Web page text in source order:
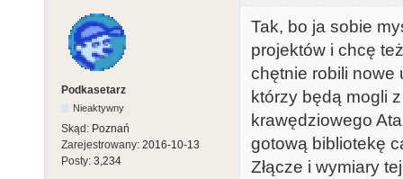
Podkasetarz
Nieaktywny
Skąd: Poznań
Zarejestrowany: 2016-10-13
Posty: 3,234
Tak, bo ja sobie
projektów i chcę
chętnie robili nowe
którzy będą mogli
krawędziowego
gotową bibliotekę
Złącze i wymiary